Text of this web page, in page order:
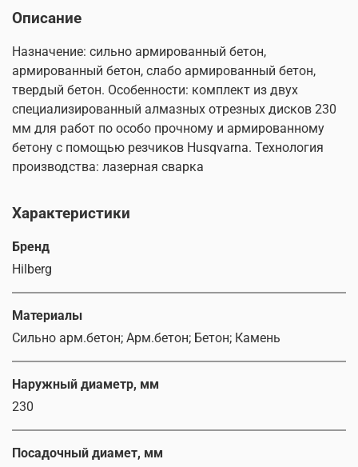
Описание
Назначение: сильно армированный бетон,
армированный бетон, слабо армированный бетон,
твердый бетон. Особенности: комплект из двух
специализированный алмазных отрезных дисков 230
мм для работ по особо прочному и армированному
бетону с помощью резчиков Husqvarna. Технология
производства: лазерная сварка
Характеристики
Бренд
Hilberg
Материалы
Сильно арм.бетон; Арм.бетон; Бетон; Камень
Наружный диаметр, мм
230
Посадочный диамет, мм